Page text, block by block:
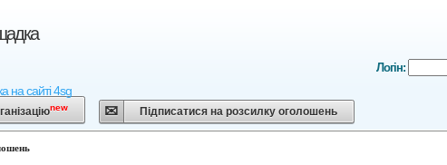
на сайті 4sg
Логін:
new Підписатися на розсилку оголошень